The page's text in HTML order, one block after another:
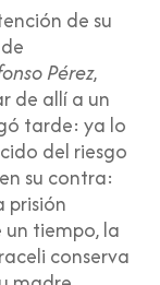
de su
Pérez,
de allí a un
tarde: ya lo
del riesgo
su contra:
prisión
tiempo, la
conserva